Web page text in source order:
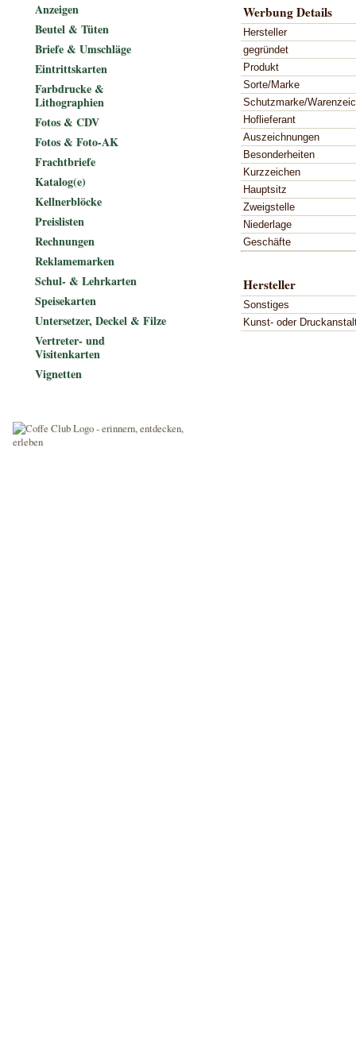
Werbung Details
Hersteller
gegründet
Produkt
Sorte/Marke
Schutzmarke/
Hoflieferant
Auszeichnungen
Besonderheiten
Kurzzeichen
Hauptsitz
Zweigstelle
Niederlage
Geschäfte
Hersteller
Sonstiges
Kunst- oder
Anzeigen
Beutel & Tüten
Briefe & Umschläge
Eintrittskarten
Farbdrucke &
Lithographien
Fotos & CDV
Fotos & Foto-AK
Frachtbriefe
Katalog(e)
Kellnerblöcke
Preislisten
Rechnungen
Reklamemarken
Schul- & Lehrkarten
Speisekarten
Untersetzer, Deckel & Filze
Vertreter- und
Visitenkarten
Vignetten